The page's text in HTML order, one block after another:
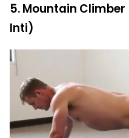
5. Mountain
Inti)